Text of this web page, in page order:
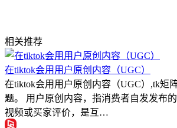
相关推荐
在tiktok会用用户原创内容（UGC）
在tiktok会用用户原创内容（UGC）,tk矩
题。 用户原创内容，指消费者自发发布
视频或买家评价，是互…